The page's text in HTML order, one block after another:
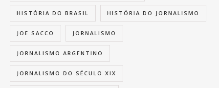
HISTÓRIA DO BRASIL HISTÓRIA DO JORNALISMO
JOE SACCO JORNALISMO
JORNALISMO ARGENTINO
JORNALISMO DO SÉCULO XIX